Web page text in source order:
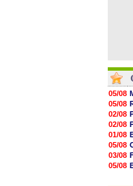
05/08
05/08
02/08
02/08
01/08
05/08
03/08
05/08